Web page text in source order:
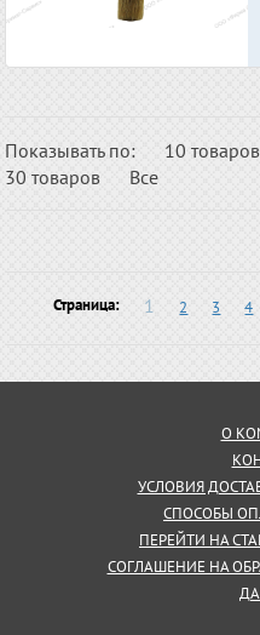
Показывать по: 10 товаров
30 товаров
Все
Страница: 1 2 3 4
О
УСЛОВИЯ
СПОСОБЫ
ПЕРЕЙТИ НА
СОГЛАШЕНИЕ НА